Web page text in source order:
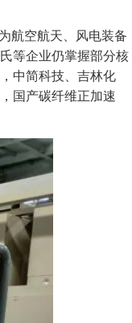
航空航天、风电装备
等企业仍掌握部分核
中简科技、吉林化
国产碳纤维正加速